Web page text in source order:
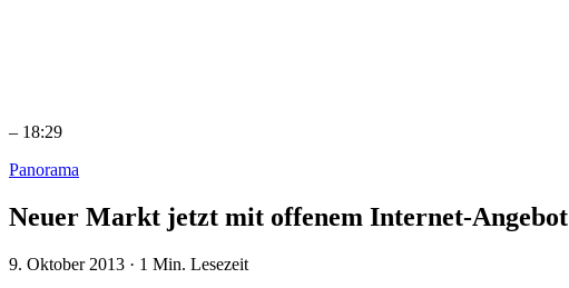
– 18:29
Panorama
Neuer Markt jetzt mit offenem Internet-Angebot
9. Oktober 2013 · 1 Min. Lesezeit